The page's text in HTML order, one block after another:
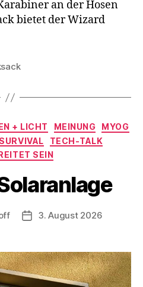
an der Hosen
bietet der Wizard
Kategorien
+ LICHT MEINUNG
MYOG
SURVIVAL
TECH-TALK
SEIN
Veröffentlichungsdatum
3. August 2026